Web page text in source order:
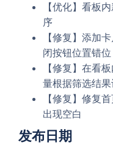
【优化】看板
序
【修复】添加
闭按钮位置错位
【修复】在看
量根据筛选结
【修复】修复
出现空白
发布日期